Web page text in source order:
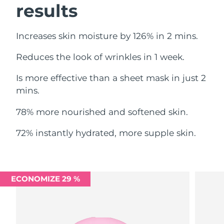
results
Increases skin moisture by 126% in 2 mins.
Reduces the look of wrinkles in 1 week.
Is more effective than a sheet mask in just 2
mins.
78% more nourished and softened skin.
72% instantly hydrated, more supple skin.
ECONOMIZE 29 %
Omã
Filipinas Entrega prevista 12/8/26
Polônia Entrega prevista
Portugal Entrega prevista9/8/26
Romênia